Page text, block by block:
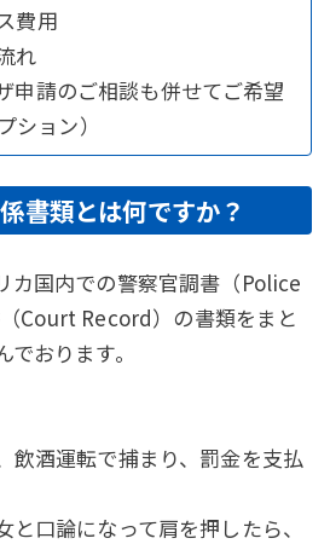
費用
れ
申請のご相談も併せてご希望
ション）
書類とは何ですか？
カ国内での警察官調書（Police
Court Record）の書類をまと
おります。
飲酒運転で捕まり、罰金を支払
と口論になって肩を押したら、